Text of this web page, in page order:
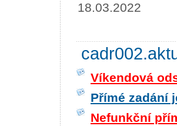
18.03.2022
Víkendová
Přímé zadání
Nefunkční